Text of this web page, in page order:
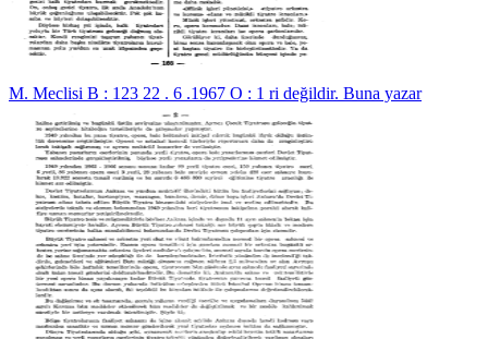
M. Meclisi B : 123 22 . 6 .1967 O : 1 ri değildir. Buna yazar